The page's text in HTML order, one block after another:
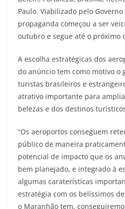
Paulo. Viabilizado pelo
propaganda começou a ser
outubro e segue até o próximo
A escolha estratégicas dos
do anúncio tem como motivo o
turistas brasileiros e
atrativo importante para
belezas e dos destinos
“Os aeroportos conseguem
público de maneira
potencial de impacto que os
bem planejado, e integrado à
algumas caraterísticas
estratégia com os belíssimos
o Maranhão tem,